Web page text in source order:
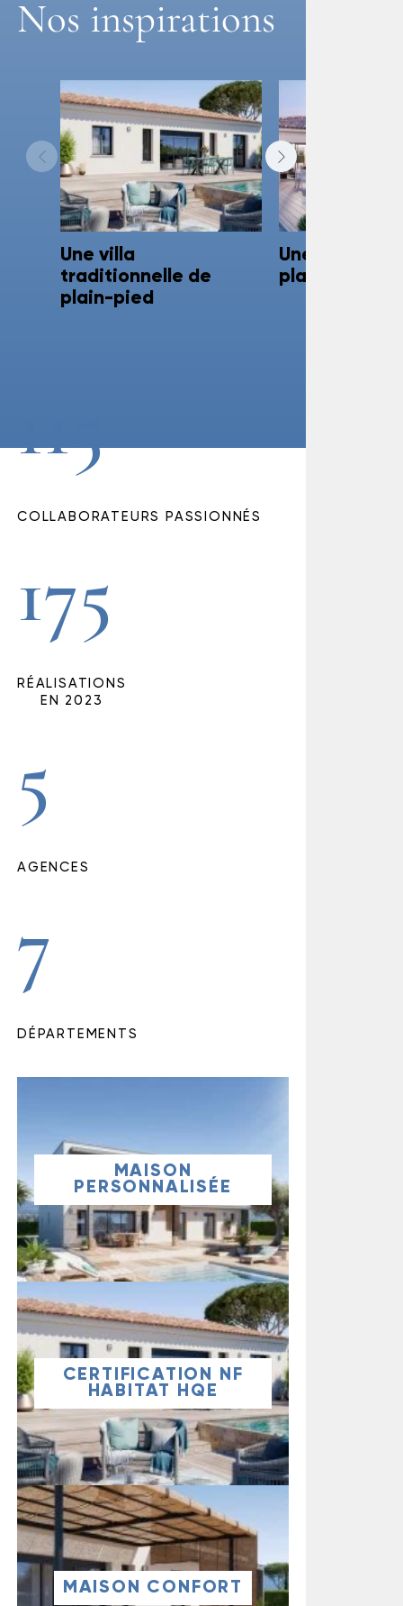
Nos inspirations
Une villa
traditionnelle de
plain-pied
Une villa en L
plain-pied
115
COLLABORATEURS PASSIONNÉS
175
RÉALISATIONS
EN 2023
5
AGENCES
7
DÉPARTEMENTS
MAISON
PERSONNALISÉE
CERTIFICATION NF
HABITAT HQE
MAISON CONFORT